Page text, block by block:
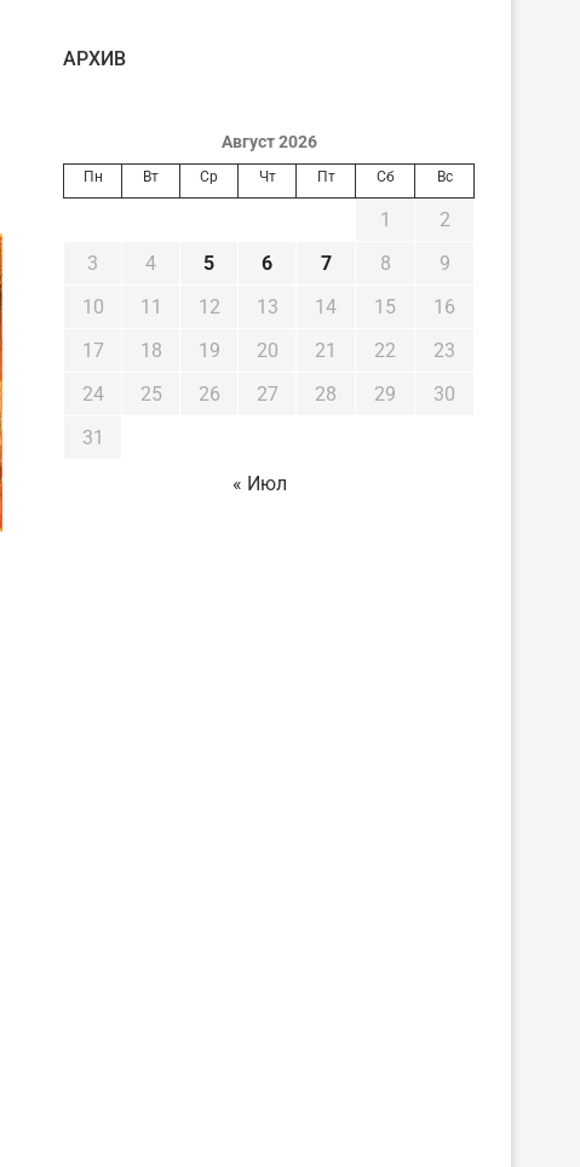
AРХИВ
Август 2026
Пн Вт Ср Чт Пт Сб Вс
1
2
3
4 5 6 7 8
9
10
11 12 13 14 15
16
17
18 19 20 21 22
23
24
25 26 27 28 29
30
31
« Июл